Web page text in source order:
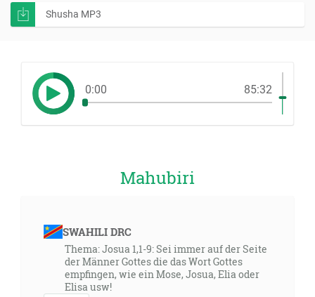
Shusha MP3
0:00 85:32
Mahubiri
SWAHILI DRC
Thema: Josua 1,1-9: Sei immer auf der Seite
der Männer Gottes die das Wort Gottes
empfingen, wie ein Mose, Josua, Elia oder
Elisa usw!